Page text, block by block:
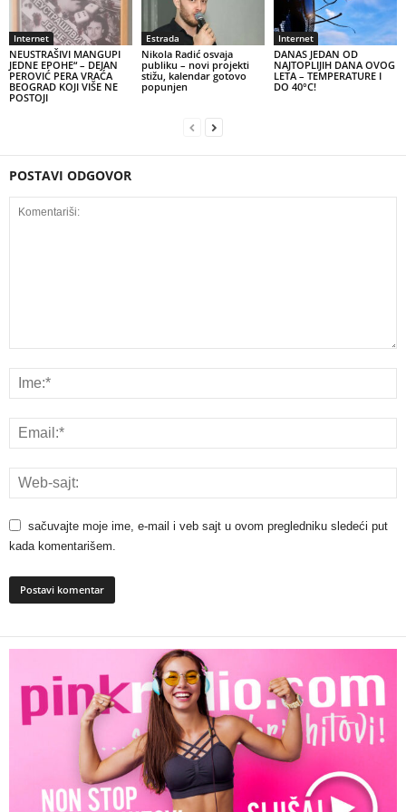
Internet
NEUSTRAŠIVI MANGUPI
JEDNE EPOHE“ – DEJAN
PEROVIĆ PERA VRAĆA
BEOGRAD KOJI VIŠE NE
POSTOJI
Estrada
Nikola Radić osvaja
publiku – novi projekti
stižu, kalendar gotovo
popunjen
Internet
DANAS JEDAN OD
NAJTOPLIJIH DANA OVOG
LETA – TEMPERATURE I
DO 40°C!
POSTAVI ODGOVOR
sačuvajte moje ime, e-mail i veb sajt u ovom pregledniku sledeći put
kada komentarišem.